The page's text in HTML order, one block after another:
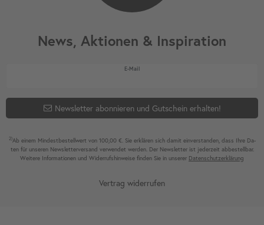
News, Aktionen & Inspiration
E-MailNewsletter Honig
Newsletter abonnieren und Gutschein erhalten!
2)Ab einem Mindest­bestell­wert von 100,00 €. Sie erklären sich damit ein­ver­standen, dass Ihre Da­
ten für unseren News­letter­versand ver­wen­det werden. Der News­letter ist jeder­zeit ab­bestel­lbar.
Weitere Infor­mationen und Wider­rufshin­weise finden Sie in unserer Daten­schutz­erklärung
Vertrag widerrufen